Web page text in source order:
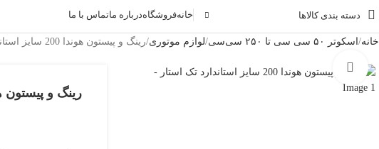
دسته بندی کالاها خانهفروشگاهدرباره ماتماس با ما
خانه اسکوتر ۵۰ سی سی تا ۲۵۰ سی‌سی لوازم موتوری رینگ و پیستون هوندا 200 سایز استاندارد تک استار
بزرگنمایی تصویر
رینگ و پیستون هوندا 200 سایز